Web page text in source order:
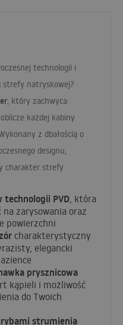
technologii i
strefy natryskowej?
, który zachwyca
każdej kabiny
z dbałością o
designu,
charakter strefy
technologii PVD , która
na zarysowania oraz
powierzchni
charakterystyczny
elegancki
prysznicowa
kąpieli i możliwość
do Twoich
strumienia